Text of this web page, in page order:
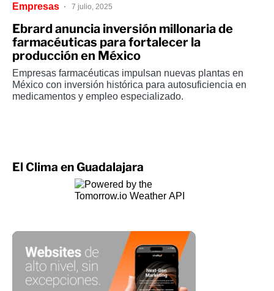
Empresas 7 julio, 2025
Ebrard anuncia inversión millonaria de
farmacéuticas para fortalecer la
producción en México
Empresas farmacéuticas impulsan nuevas plantas en
México con inversión histórica para autosuficiencia en
medicamentos y empleo especializado.
El Clima en Guadalajara